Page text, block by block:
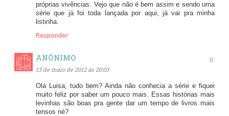
próprias vivências. Vejo que não é bem assim e sendo uma
série que já foi toda lançada por aqui, já vai pra minha
listinha.
Responder
ANÔNIMO
13 de maio de 2012 às 20:03
Olá Luisa, tudo bem? Ainda não conhecia a série e fiquei
muito feliz por saber um pouco mais. Essas histórias mais
levinhas são boas pra gente dar um tempo de livros mais
tensos né?